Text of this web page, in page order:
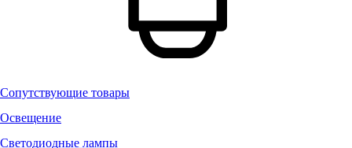
Сопутствующие товары
Освещение
Светодиодные лампы